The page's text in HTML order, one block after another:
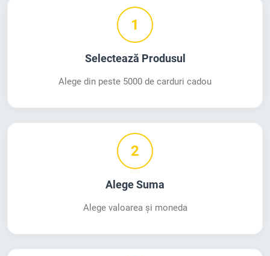
1
Selectează Produsul
Alege din peste 5000 de carduri cadou
2
Alege Suma
Alege valoarea și moneda